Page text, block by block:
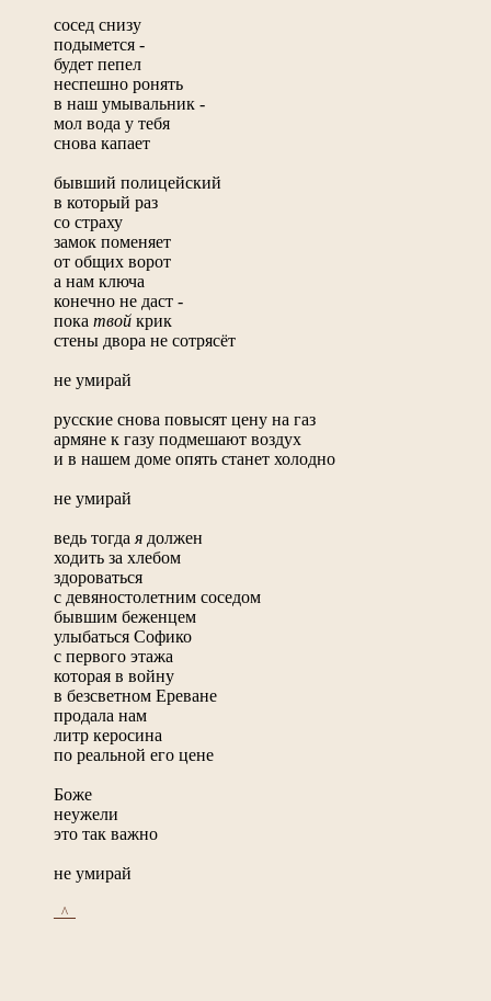
сосед снизу
подымется -
будет пепел
неспешно ронять
в наш умывальник -
мол вода у тебя
снова капает
бывший полицейский
в который раз
со страху
замок поменяет
от общих ворот
а нам ключа
конечно не даст -
пока твой крик
стены двора не сотрясёт
не умирай
русские снова повысят цену на газ
армяне к газу подмешают воздух
и в нашем доме опять станет холодно
не умирай
ведь тогда я должен
ходить за хлебом
здороваться
с девяностолетним соседом
бывшим беженцем
улыбаться Софико
с первого этажа
которая в войну
в безсветном Ереване
продала нам
литр керосина
по реальной его цене
Боже
неужели
это так важно
не умирай
_^_